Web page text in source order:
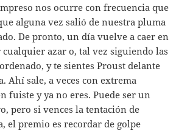
nos ocurre con frecuencia que
alguna vez salió de nuestra pluma
De pronto, un día vuelve a caer en
azar o, tal vez siguiendo las
y te sientes Proust delante
Ahí sale, a veces con extrema
fuiste y ya no eres. Puede ser un
pero si vences la tentación de
el premio es recordar de golpe